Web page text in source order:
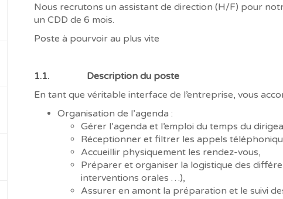
Nous recrutons un assistant de direction (H/F) pour
un CDD de 6 mois.
Poste à pourvoir au plus vite
1.1. Description du poste
En tant que véritable interface de l’entreprise, vous
Organisation de l’agenda :
Gérer l’agenda et l’emploi du temps du
Réceptionner et filtrer les appels
Accueillir physiquement les rendez-vous,
Préparer et organiser la logistique des
interventions orales …),
Assurer en amont la préparation et le suivi